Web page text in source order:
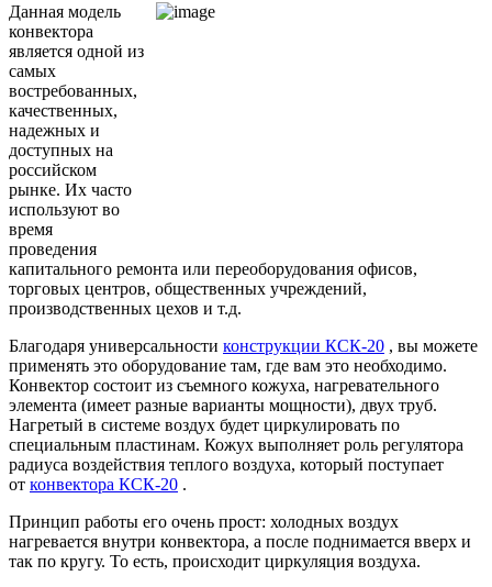
Данная модель
конвектора
является одной из
самых
востребованных,
качественных,
надежных и
доступных на
российском
рынке. Их часто
используют во
время
проведения
капитального ремонта или переоборудования офисов,
торговых центров, общественных учреждений,
производственных цехов и т.д.
Благодаря универсальности конструкции КСК-20 , вы можете
применять это оборудование там, где вам это необходимо.
Конвектор состоит из съемного кожуха, нагревательного
элемента (имеет разные варианты мощности), двух труб.
Нагретый в системе воздух будет циркулировать по
специальным пластинам. Кожух выполняет роль регулятора
радиуса воздействия теплого воздуха, который поступает
от конвектора КСК-20 .
Принцип работы его очень прост: холодных воздух
нагревается внутри конвектора, а после поднимается вверх и
так по кругу. То есть, происходит циркуляция воздуха.